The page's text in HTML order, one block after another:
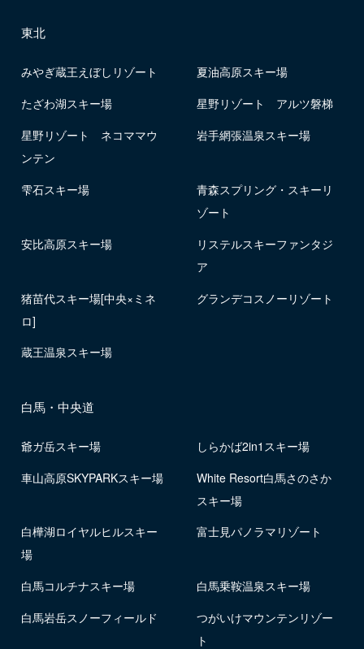
東北
みやぎ蔵王えぼしリゾート
夏油高原スキー場
たざわ湖スキー場
星野リゾート アルツ磐梯
星野リゾート ネコママウ
ンテン
岩手網張温泉スキー場
雫石スキー場
青森スプリング・スキーリ
ゾート
安比高原スキー場
リステルスキーファンタジ
ア
猪苗代スキー場[中央×ミネ
ロ]
グランデコスノーリゾート
蔵王温泉スキー場
白馬・中央道
爺ガ岳スキー場
しらかば2in1スキー場
車山高原SKYPARKスキー場
White Resort白馬さのさか
スキー場
白樺湖ロイヤルヒルスキー
場
富士見パノラマリゾート
白馬コルチナスキー場
白馬乗鞍温泉スキー場
白馬岩岳スノーフィールド
つがいけマウンテンリゾー
ト